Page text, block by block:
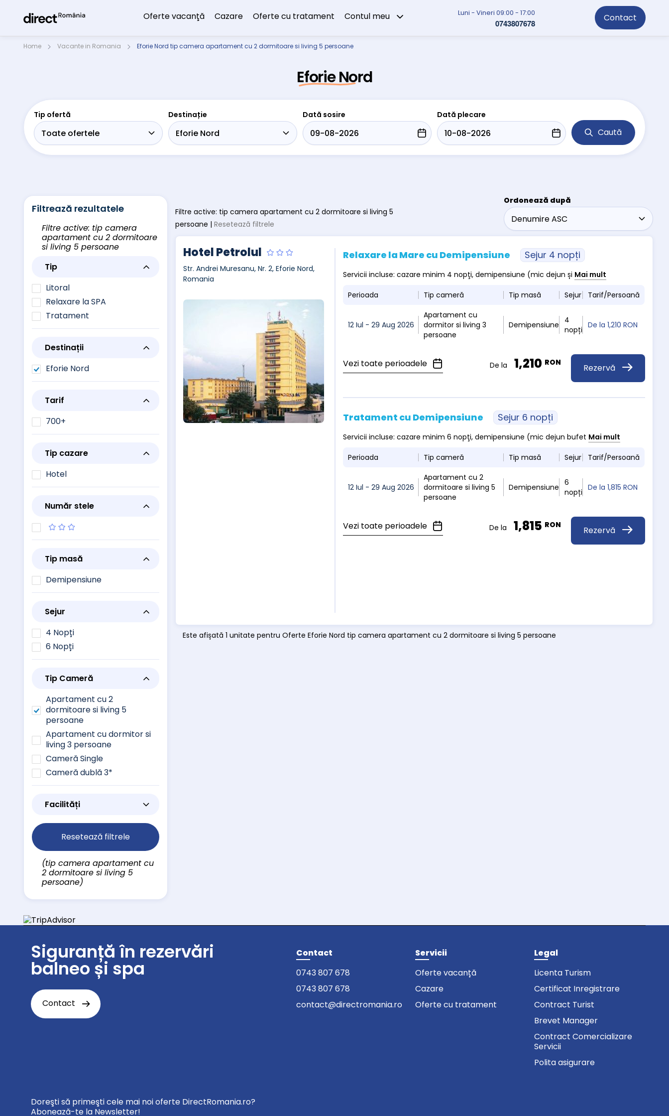
Oferte vacanţă Cazare Oferte cu tratament Contul meu Luni - Vineri 09:00 - 17:00
0743807678 Contact
Home Vacante in Romania Eforie Nord tip camera apartament cu 2 dormitoare si living 5 persoane
Eforie Nord
Tip ofertă Destinație Dată sosire Dată plecare
Caută
Filtrează rezultatele
Filtre active: tip camera
apartament cu 2 dormitoare
si living 5 persoane
Tip
Litoral
Relaxare la SPA
Tratament
Destinații
Eforie Nord
Tarif
700+
Tip cazare
Hotel
Număr stele
Tip masă
Demipensiune
Sejur
4 Nopți
6 Nopți
Tip Cameră
Apartament cu 2
dormitoare si living 5
persoane
Apartament cu dormitor si
living 3 persoane
Cameră Single
Cameră dublă 3*
Facilități
Resetează filtrele
(tip camera apartament cu
2 dormitoare si living 5
persoane)
Filtre active: tip camera apartament cu 2 dormitoare si living 5
persoane | Resetează filtrele
Ordonează după
Hotel Petrolul
Str. Andrei Muresanu, Nr. 2, Eforie Nord,
Romania
Relaxare la Mare cu Demipensiune Sejur 4 nopți
Servicii incluse: cazare minim 4 nopţi, demipensiune (mic dejun și Mai mult
Perioada Tip cameră Tip masă Sejur Tarif/Persoană
12 Iul - 29 Aug 2026
Apartament cu
dormitor si living 3
persoane
Demipensiune
4
nopți
De la1,210 RON
Vezi toate perioadele Rezervă
De la 1,210 RON
Tratament cu Demipensiune Sejur 6 nopți
Servicii incluse: cazare minim 6 nopţi, demipensiune (mic dejun bufet Mai mult
Perioada Tip cameră Tip masă Sejur Tarif/Persoană
12 Iul - 29 Aug 2026
Apartament cu 2
dormitoare si living 5
persoane
Demipensiune
6
nopți
De la1,815 RON
Vezi toate perioadele Rezervă
De la 1,815 RON
Este afișată 1 unitate pentru Oferte Eforie Nord tip camera apartament cu 2 dormitoare si living 5 persoane
Siguranță în rezervări
balneo și spa
Contact
Contact
0743 807 678
0743 807 678
contact@directromania.ro
Servicii
Oferte vacanță
Cazare
Oferte cu tratament
Legal
Licenta Turism
Certificat Inregistrare
Contract Turist
Brevet Manager
Contract Comercializare
Servicii
Polita asigurare
Doreşti să primeşti cele mai noi oferte DirectRomania.ro?
Abonează-te la Newsletter!